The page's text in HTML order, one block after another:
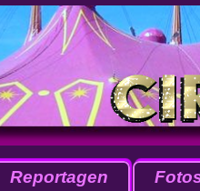
Reportagen